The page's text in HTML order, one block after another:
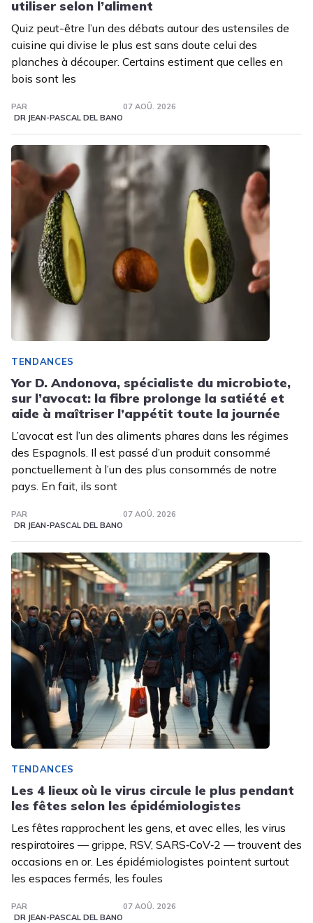
utiliser selon l’aliment
Quiz peut-être l’un des débats autour des ustensiles de
cuisine qui divise le plus est sans doute celui des
planches à découper. Certains estiment que celles en
bois sont les
PAR
DR JEAN-PASCAL DEL BANO
07 AOÛ. 2026
TENDANCES
Yor D. Andonova, spécialiste du microbiote,
sur l’avocat: la fibre prolonge la satiété et
aide à maîtriser l’appétit toute la journée
L’avocat est l’un des aliments phares dans les régimes
des Espagnols. Il est passé d’un produit consommé
ponctuellement à l’un des plus consommés de notre
pays. En fait, ils sont
PAR
DR JEAN-PASCAL DEL BANO
07 AOÛ. 2026
TENDANCES
Les 4 lieux où le virus circule le plus pendant
les fêtes selon les épidémiologistes
Les fêtes rapprochent les gens, et avec elles, les virus
respiratoires — grippe, RSV, SARS‑CoV‑2 — trouvent des
occasions en or. Les épidémiologistes pointent surtout
les espaces fermés, les foules
PAR
DR JEAN-PASCAL DEL BANO
07 AOÛ. 2026